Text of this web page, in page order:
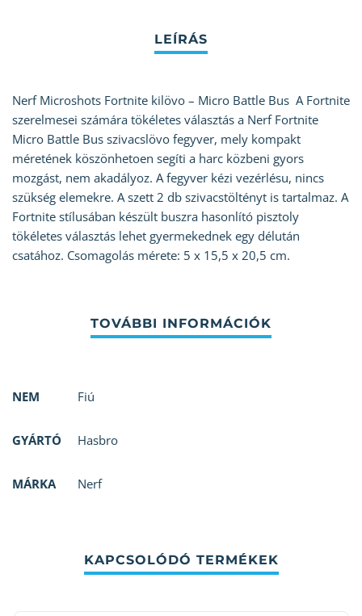
Nerf Microshots Fortnite kilövo – Micro Battle Bus A Fortnite
szerelmesei számára tökéletes választás a Nerf Fortnite
Micro Battle Bus szivacslövo fegyver, mely kompakt
méretének köszönhetoen segíti a harc közbeni gyors
mozgást, nem akadályoz. A fegyver kézi vezérlésu, nincs
szükség elemekre. A szett 2 db szivacstöltényt is tartalmaz. A
Fortnite stílusában készült buszra hasonlító pisztoly
tökéletes választás lehet gyermekednek egy délután
csatához. Csomagolás mérete: 5 x 15,5 x 20,5 cm.
NEM Fiú
GYÁRTÓ Hasbro
MÁRKA Nerf
KAPCSOLÓDÓ TERMÉKEK